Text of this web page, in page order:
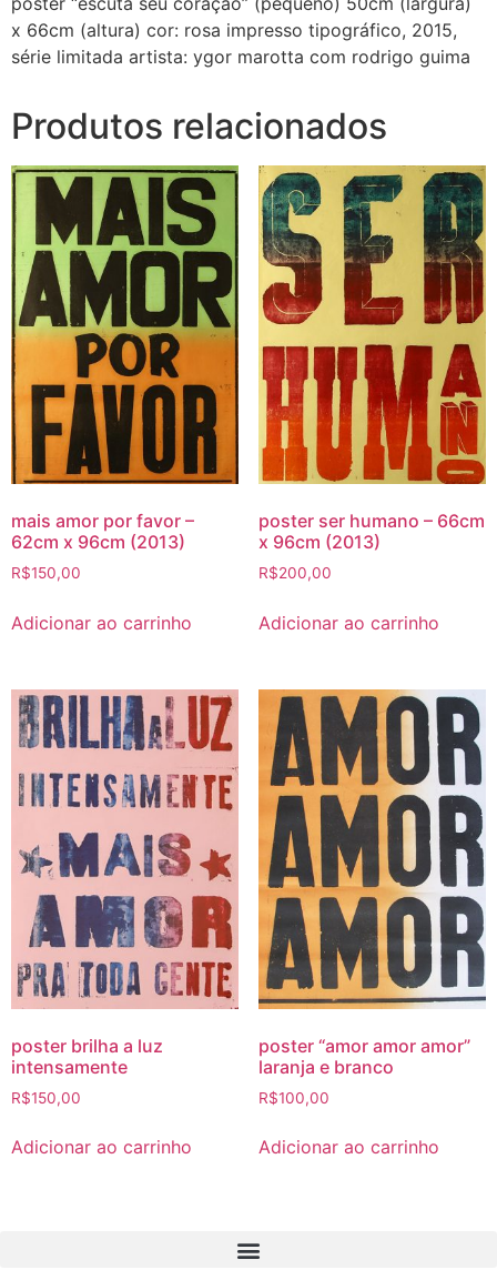
x 66cm (altura) cor: rosa impresso tipográfico, 2015,
série limitada artista: ygor marotta com rodrigo guima
Produtos relacionados
mais amor por favor –
62cm x 96cm (2013)
R$150,00
Adicionar ao carrinho
poster ser humano – 66cm
x 96cm (2013)
R$200,00
Adicionar ao carrinho
poster brilha a luz
intensamente
R$150,00
Adicionar ao carrinho
poster “amor amor amor”
laranja e branco
R$100,00
Adicionar ao carrinho